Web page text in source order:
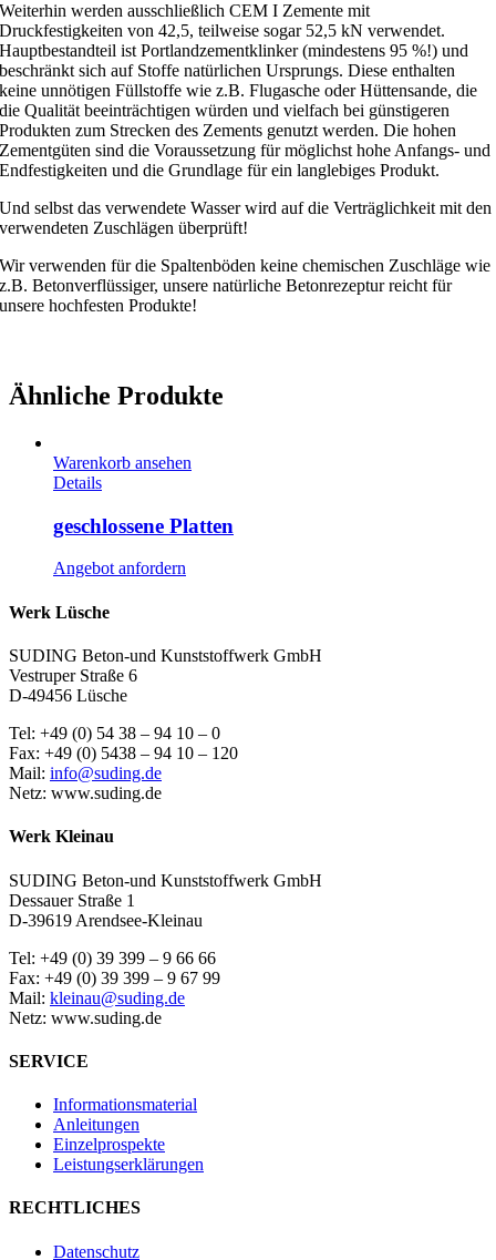
Weiterhin werden ausschließlich CEM I Zemente mit
Druckfestigkeiten von 42,5, teilweise sogar 52,5 kN verwendet.
Hauptbestandteil ist Portlandzementklinker (mindestens 95 %!) und
beschränkt sich auf Stoffe natürlichen Ursprungs. Diese enthalten
keine unnötigen Füllstoffe wie z.B. Flugasche oder Hüttensande, die
die Qualität beeinträchtigen würden und vielfach bei günstigeren
Produkten zum Strecken des Zements genutzt werden. Die hohen
Zementgüten sind die Voraussetzung für möglichst hohe Anfangs- und
Endfestigkeiten und die Grundlage für ein langlebiges Produkt.
Und selbst das verwendete Wasser wird auf die Verträglichkeit mit den
verwendeten Zuschlägen überprüft!
Wir verwenden für die Spaltenböden keine chemischen Zuschläge wie
z.B. Betonverflüssiger, unsere natürliche Betonrezeptur reicht für
unsere hochfesten Produkte!
Ähnliche Produkte
Warenkorb ansehen
Details
geschlossene Platten
Angebot anfordern
Werk Lüsche
SUDING Beton-und Kunststoffwerk GmbH
Vestruper Straße 6
D-49456 Lüsche
Tel: +49 (0) 54 38 – 94 10 – 0
Fax: +49 (0) 5438 – 94 10 – 120
Mail: info@suding.de
Netz: www.suding.de
Werk Kleinau
SUDING Beton-und Kunststoffwerk GmbH
Dessauer Straße 1
D-39619 Arendsee-Kleinau
Tel: +49 (0) 39 399 – 9 66 66
Fax: +49 (0) 39 399 – 9 67 99
Mail: kleinau@suding.de
Netz: www.suding.de
SERVICE
Informationsmaterial
Anleitungen
Einzelprospekte
Leistungserklärungen
RECHTLICHES
Datenschutz